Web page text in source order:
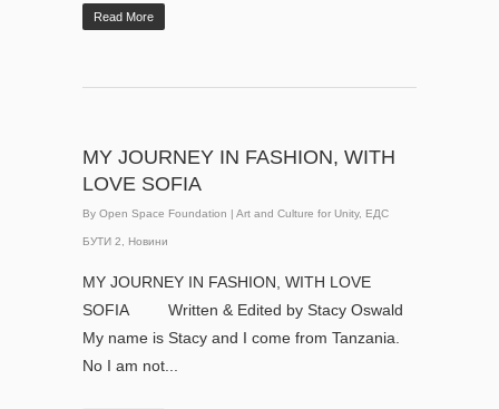
Read More
MY JOURNEY IN FASHION, WITH
LOVE SOFIA
By Open Space Foundation | Art and Culture for Unity, ЕДС
БУТИ 2 Новини
MY JOURNEY IN FASHION, WITH LOVE
SOFIA Written & Edited by Stacy Oswald
My name is Stacy and I come from Tanzania.
No I am not...